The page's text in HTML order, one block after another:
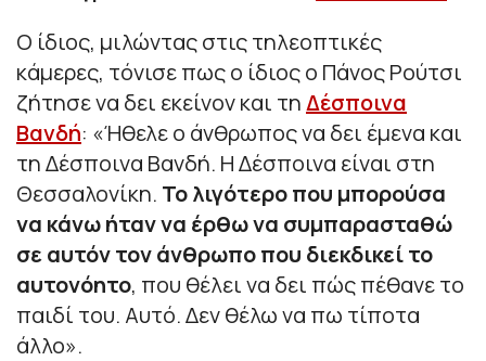
Ο ίδιος, μιλώντας στις τηλεοπτικές
κάμερες, τόνισε πως ο ίδιος ο Πάνος Ρούτσι
ζήτησε να δει εκείνον και τηΔέσποινα
Βανδή: «Ήθελε ο άνθρωπος να δει έμενα και
τη Δέσποινα Βανδή. Η Δέσποινα είναι στη
Θεσσαλονίκη. Το λιγότερο που μπορούσα
να κάνω ήταν να έρθω να συμπαρασταθώ
σε αυτόν τον άνθρωπο που διεκδικεί το
αυτονόητο, που θέλει να δει πώς πέθανε το
παιδί του. Αυτό. Δεν θέλω να πω τίποτα
άλλο».